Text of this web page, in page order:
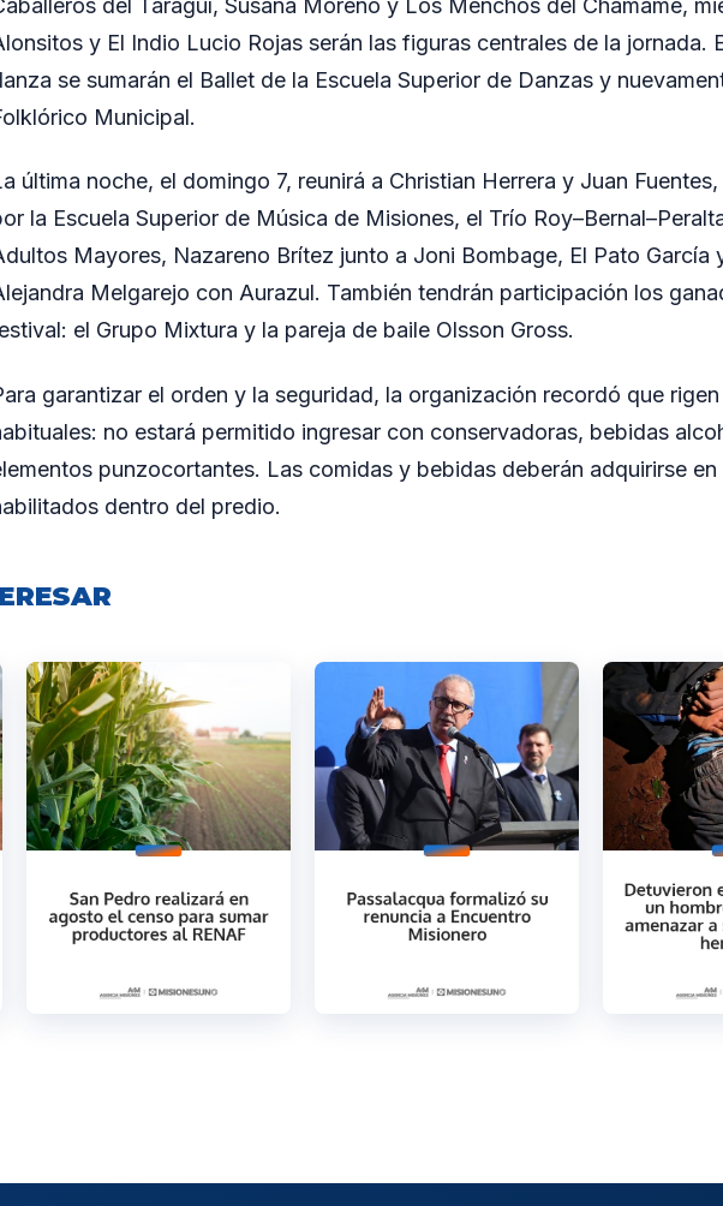
y El Indio Lucio Rojas serán las figuras centrales de la jornada.
se sumarán el Ballet de la Escuela Superior de Danzas y
Municipal.
última noche, el domingo 7, reunirá a Christian Herrera y Juan
la Escuela Superior de Música de Misiones, el Trío
Mayores, Nazareno Brítez junto a Joni Bombage, El Pato García
Melgarejo con Aurazul. También tendrán participación los
el Grupo Mixtura y la pareja de baile Olsson Gross.
garantizar el orden y la seguridad, la organización recordó que
no estará permitido ingresar con conservadoras, bebidas
punzocortantes. Las comidas y bebidas deberán adquirirse
dentro del predio.